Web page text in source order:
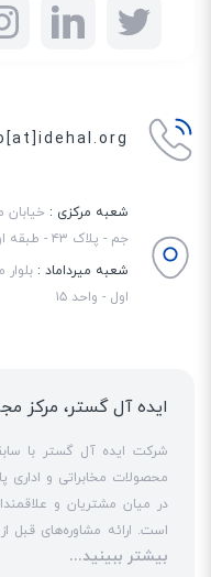
شعبه مرکزی : خیابان
جم - پلاک ۴۳ - طبقه اول ۱
شعبه میرداماد : بلوار
اول - واحد ۱۵
ایده آل گستر، مرکز
شرکت ایده آل گستر با
است. ارائه مشاوره‌های قبل از
18 ماهه معتبر و شرکتی
بیشتر ببینید...